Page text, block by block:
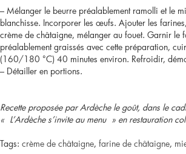
chèvre »
– Mélanger le beurre préalablement ramolli et le
blanchisse. Incorporer les œufs. Ajouter les
crème de châtaigne, mélanger au fouet. Garnir le
préalablement graissés avec cette préparation,
(160/180 °C) 40 minutes environ. Refroidir,
– Détailler en portions.
Recette proposée par Ardèche le goût, dans le
« L’Ardèche s’invite au menu » en restauration
Tags: crème de châtaigne, farine de châtaigne,